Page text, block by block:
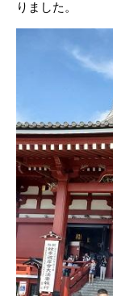
りました。